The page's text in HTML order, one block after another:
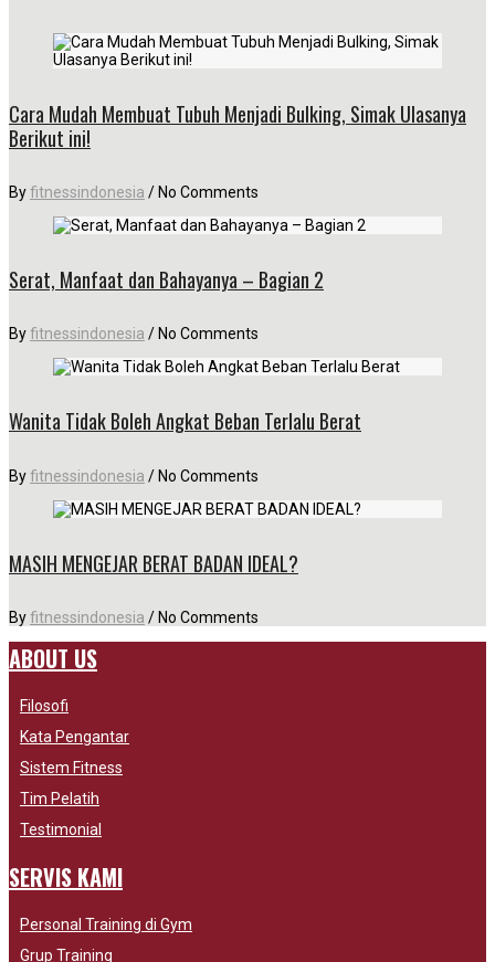
Cara Mudah Membuat Tubuh Menjadi Bulking, Simak Ulasanya
Berikut ini!
Byfitnessindonesia / No Comments
Serat, Manfaat dan Bahayanya – Bagian 2
Byfitnessindonesia / No Comments
Wanita Tidak Boleh Angkat Beban Terlalu Berat
Byfitnessindonesia /No Comments
MASIH MENGEJAR BERAT BADAN IDEAL?
Byfitnessindonesia / No Comments
ABOUT US
Filosofi
Kata Pengantar
Sistem Fitness
Tim Pelatih
Testimonial
SERVIS KAMI
Personal Training di Gym
Grup Training